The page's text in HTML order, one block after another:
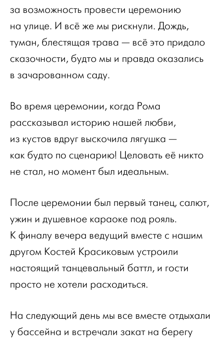
за возможность провести церемонию
на улице. И всё же мы рискнули. Дождь,
туман, блестящая трава — всё это придало
сказочности, будто мы и правда оказались
в зачарованном саду.
Во время церемонии, когда Рома
рассказывал историю нашей любви,
из кустов вдруг выскочила лягушка —
как будто по сценарию! Целовать её никто
не стал, но момент был идеальным.
После церемонии был первый танец, салют,
ужин и душевное караоке под рояль.
К финалу вечера ведущий вместе с нашим
другом Костей Красиковым устроили
настоящий танцевальный баттл, и гости
просто не хотели расходиться.
На следующий день мы все вместе отдыхали
у бассейна и встречали закат на берегу